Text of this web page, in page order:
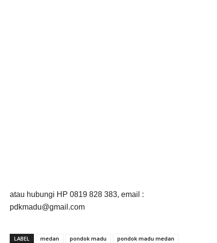
atau hubungi HP 0819 828 383, email :
pdkmadu@gmail.com
LABEL medan pondok madu pondok madu medan